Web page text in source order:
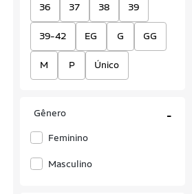
Atrio
Babolat
Beach Tennis
Coimbra
Compass
Corre Corre
36 37 38 39
39-42 EG G GG
M P Único
Gênero -
Feminino
Masculino